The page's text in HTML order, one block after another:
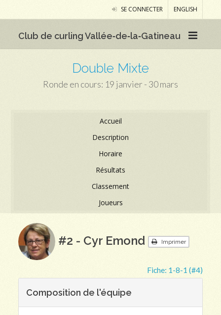
SE CONNECTER ENGLISH
Club de curling Vallée‑de‑la‑Gatineau
Double Mixte
Ronde en cours: 19 janvier - 30 mars
Accueil
Description
Horaire
Résultats
Classement
Joueurs
#2 - Cyr Emond Imprimer
Fiche: 1-8-1 (#4)
Composition de l'équipe